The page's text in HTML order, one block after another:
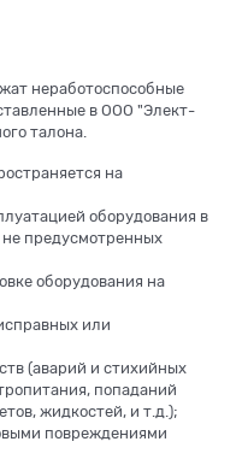
неработоспособные
в ООО "Элект-
талона.
на
оборудования в
предусмотренных
оборудования на
или
(аварий и стихийных
попаданий
жидкостей, и т.д.);
повреждениями